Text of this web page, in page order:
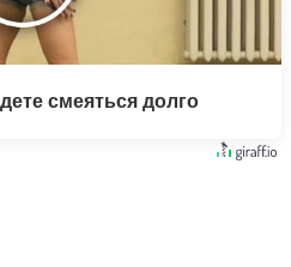
смеяться долго